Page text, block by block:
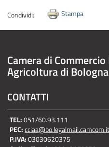
Condividi: Stampa
Camera di
Agricoltura di Bologna
CONTATTI
TEL:051/60.93.111
PEC:cciaa@bo.legalmail.camcom.it
P.IVA:03030620375